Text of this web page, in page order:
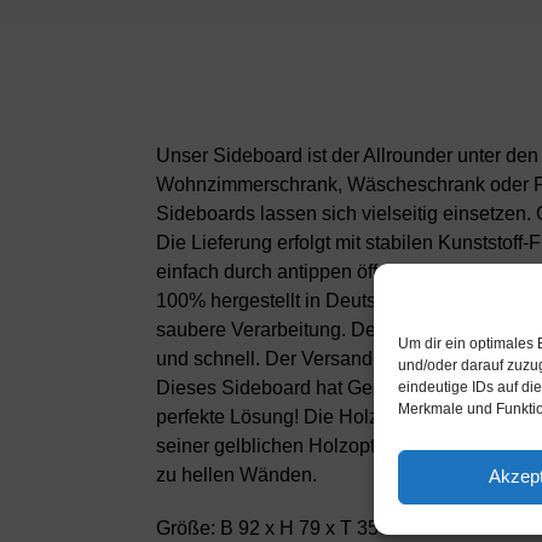
Um dir ein optimales
und/oder darauf
eindeutige IDs auf
Merkmale und
Unser Sideboard ist der Allrounder unter
Wohnzimmerschrank, Wäscheschrank oder
Sideboards lassen sich vielseitig einsetzen.
Die Lieferung erfolgt mit stabilen
einfach durch antippen öffnen. Die
100% hergestellt in Deutschland und mit
saubere Verarbeitung. Der Aufbau des
und schnell. Der Versand erfolgt innerhalb
Dieses Sideboard hat Gesamt-Maße von
perfekte Lösung! Die Holz Front Eiche
seiner gelblichen Holzoptik für eine
zu hellen Wänden.
Größe: B 92 x H 79 x T 35cm